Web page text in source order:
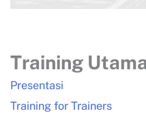
Training Utama
Presentasi
Training for Trainers